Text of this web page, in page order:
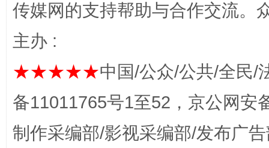
这是一记警钟！ 谢
传媒网的支持帮助与合作交流。
主办 :
★★★★★中国/公众/公共/全民/
备11011765号1至52，京公网安
制作采编部/影视采编部/发布广